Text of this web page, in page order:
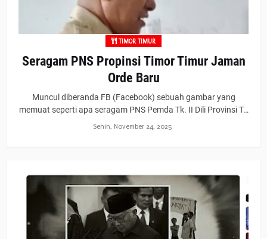
TIMOR TIMUR
Seragam PNS Propinsi Timor Timur Jaman
Orde Baru
Muncul diberanda FB (Facebook) sebuah gambar yang
memuat seperti apa seragam PNS Pemda Tk. II Dili Provinsi T…
Senin, November 24, 2025